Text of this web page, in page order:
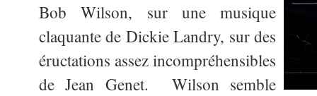
Bob Wilson, sur une musique
claquante de Dickie Landry, sur des
éructations assez incompréhensibles
de Jean Genet. Wilson semble